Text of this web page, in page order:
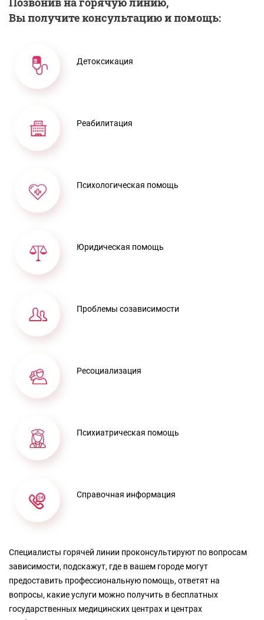
Вы получите консультацию и помощь:
Детоксикация
Реабилитация
Психологическая помощь
Юридическая помощь
Проблемы созависимости
Ресоциализация
Психиатрическая помощь
Справочная информация
Специалисты горячей линии проконсультируют по вопросам
зависимости, подскажут, где в вашем городе могут
предоставить профессиональную помощь, ответят на
вопросы, какие услуги можно получить в бесплатных
государственных медицинских центрах и центрах